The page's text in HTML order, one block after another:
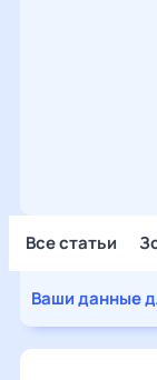
Все статьи
Ваши данные